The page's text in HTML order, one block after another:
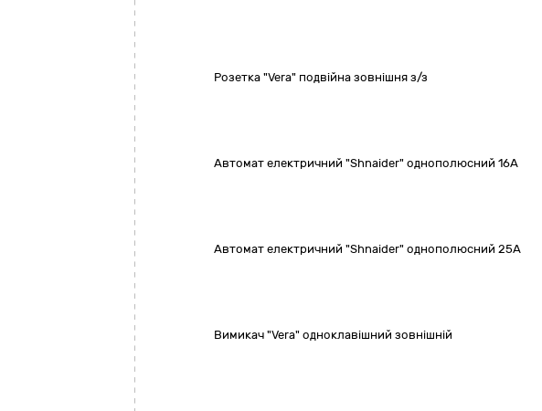
Розетка "Vera" подвійна зовнішня з/з
Автомат електричний "Shnaider" однополюсний 16А
Автомат електричний "Shnaider" однополюсний 25А
Вимикач "Vera" одноклавішний зовнішній